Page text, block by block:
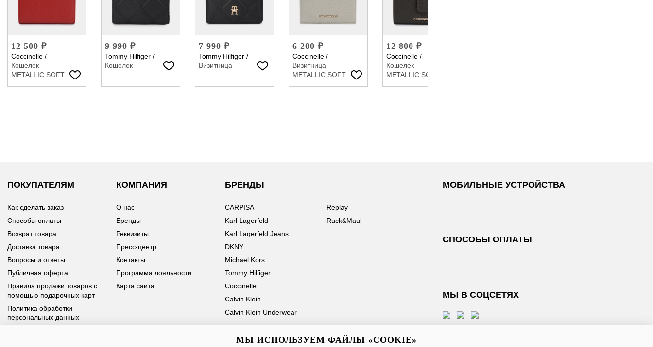
12 500 ₽
Coccinelle /
Кошелек
METALLIC SOFT
9 990 ₽
Tommy Hilfiger /
Кошелек
7 990 ₽
Tommy Hilfiger /
Визитница
6 200 ₽
Coccinelle /
Визитница
METALLIC SOFT
12 800 ₽
Coccinelle /
Кошелек
METALLIC SOFT
ПОКУПАТЕЛЯМ
Как сделать заказ
Способы оплаты
Возврат товара
Доставка товара
Вопросы и ответы
Публичная оферта
Правила продажи товаров с
помощью подарочных карт
Политика обработки
персональных данных
КОМПАНИЯ
О нас
Бренды
Реквизиты
Пресс-центр
Контакты
Программа лояльности
Карта сайта
БРЕНДЫ
CARPISA
Karl Lagerfeld
Karl Lagerfeld Jeans
DKNY
Michael Kors
Tommy Hilfiger
Coccinelle
Calvin Klein
Calvin Klein Underwear
Replay
Ruck&Maul
МОБИЛЬНЫЕ УСТРОЙСТВА
СПОСОБЫ ОПЛАТЫ
МЫ В СОЦСЕТЯХ
МЫ ИСПОЛЬЗУЕМ ФАЙЛЫ «COOKIE»